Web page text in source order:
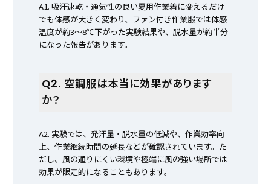
A1. 吸汗速乾・通気性の良い夏用作業着に変えるだけ
でも体感が大きく変わり、ファン付き作業服では体感
温度が約3～8℃下がった実験結果や、脱水量が約半分
になった報告があります。
Q2. 空調服は本当に効果があります
か？
A2. 実験では、発汗量・脱水量の低減や、作業効率向
上、作業継続時間の延長などが確認されています。た
だし、風の通りにくい環境や極端に風の強い場所では
効果が限定的になることもあります。